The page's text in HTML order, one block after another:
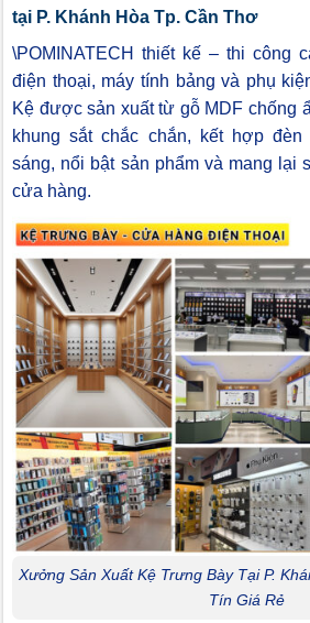
tại P. Khánh Hòa Tp. Cần Thơ
\POMINATECH thiết kế – thi công
điện thoại, máy tính bảng và phụ
Kệ được sản xuất từ gỗ MDF chống
khung sắt chắc chắn, kết hợp
sáng, nổi bật sản phẩm và mang lại
cửa hàng.
Xưởng Sản Xuất Kệ Trưng Bày Tại P.
Tín Giá Rẻ